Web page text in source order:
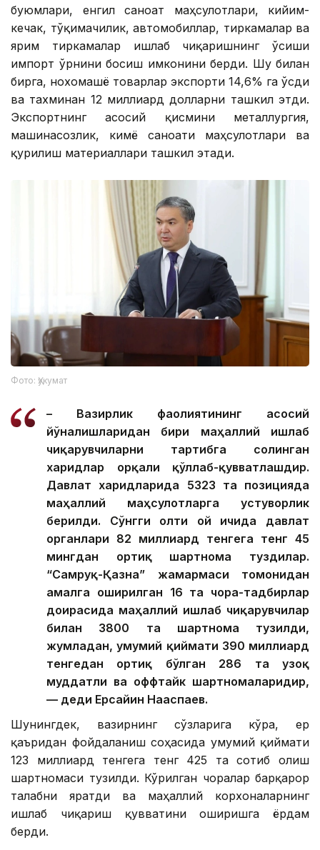
буюмлари, енгил саноат маҳсулотлари, кийим-
кечак, тўқимачилик, автомобиллар, тиркамалар ва
ярим тиркамалар ишлаб чиқаришнинг ўсиши
импорт ўрнини босиш имконини берди. Шу билан
бирга, нохомашё товарлар экспорти 14,6% га ўсди
ва тахминан 12 миллиард долларни ташкил этди.
Экспортнинг асосий қисмини металлургия,
машинасозлик, кимё саноати маҳсулотлари ва
қурилиш материаллари ташкил этади.
Фото: Ҳукумат
– Вазирлик фаолиятининг асосий
йўналишларидан бири маҳаллий ишлаб
чиқарувчиларни тартибга солинган
харидлар орқали қўллаб-қувватлашдир.
Давлат харидларида 5323 та позицияда
маҳаллий маҳсулотларга устуворлик
берилди. Сўнгги олти ой ичида давлат
органлари 82 миллиард тенгега тенг 45
мингдан ортиқ шартнома туздилар.
“Самруқ-Қазна” жамғармаси томонидан
амалга оширилган 16 та чора-тадбирлар
доирасида маҳаллий ишлаб чиқарувчилар
билан 3800 та шартнома тузилди,
жумладан, умумий қиймати 390 миллиард
тенгедан ортиқ бўлган 286 та узоқ
муддатли ва оффтайк шартномаларидир,
— деди Ерсайин Нағаспаев.
Шунингдек, вазирнинг сўзларига кўра, ер
қаъридан фойдаланиш соҳасида умумий қиймати
123 миллиард тенгега тенг 425 та сотиб олиш
шартномаси тузилди. Кўрилган чоралар барқарор
талабни яратди ва маҳаллий корхоналарнинг
ишлаб чиқариш қувватини оширишга ёрдам
берди.